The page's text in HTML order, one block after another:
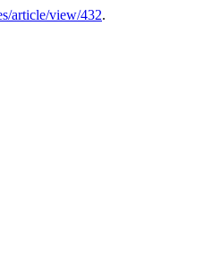
article/view/432.